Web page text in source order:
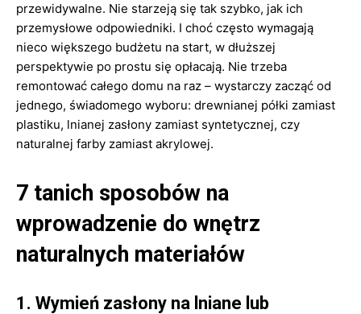
przewidywalne. Nie starzeją się tak szybko, jak ich
przemysłowe odpowiedniki. I choć często wymagają
nieco większego budżetu na start, w dłuższej
perspektywie po prostu się opłacają. Nie trzeba
remontować całego domu na raz – wystarczy zacząć od
jednego, świadomego wyboru: drewnianej półki zamiast
plastiku, lnianej zasłony zamiast syntetycznej, czy
naturalnej farby zamiast akrylowej.
7 tanich sposobów na
wprowadzenie do wnętrz
naturalnych materiałów
1. Wymień zasłony na lniane lub